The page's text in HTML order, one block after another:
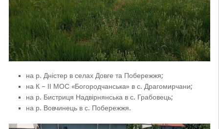
на р. Дністер в селах Довге та Побережжя;
на К – ІІ МОС «Богородчанська» в с. Драгомирчани;
на р. Бистриця Надвірнянська в с. Грабовець;
на р. Вовчинець в с. Побережжя.